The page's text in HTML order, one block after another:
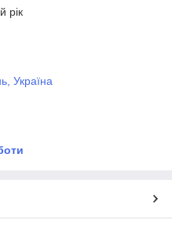
рік
Україна